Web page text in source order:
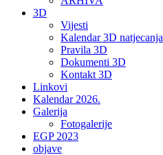
3D
Vijesti
Kalendar 3D natjecanja
Pravila 3D
Dokumenti 3D
Kontakt 3D
Linkovi
Kalendar 2026.
Galerija
Fotogalerije
EGP 2023
objave